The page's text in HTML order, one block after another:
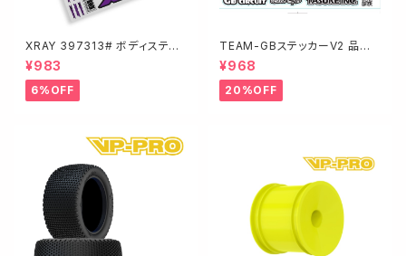
XRAY 397313# ボディステッ
カー パープル XB2 XB4
¥983
6%OFF
TEAM-GBステッカーV2 品
番 STGB2026-1
¥968
20%OFF